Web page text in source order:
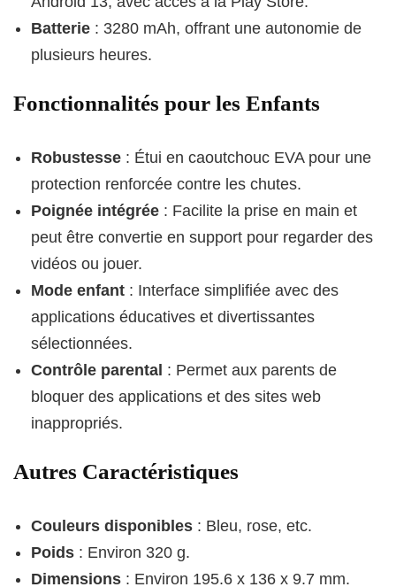
Batterie : 3280 mAh, offrant une autonomie de
plusieurs heures.
Fonctionnalités pour les Enfants
Robustesse : Étui en caoutchouc EVA pour une
protection renforcée contre les chutes.
Poignée intégrée : Facilite la prise en main et
peut être convertie en support pour regarder des
vidéos ou jouer.
Mode enfant : Interface simplifiée avec des
applications éducatives et divertissantes
sélectionnées.
Contrôle parental : Permet aux parents de
bloquer des applications et des sites web
inappropriés.
Autres Caractéristiques
Couleurs disponibles : Bleu, rose, etc.
Poids : Environ 320 g.
Dimensions : Environ 195.6 x 136 x 9.7 mm.